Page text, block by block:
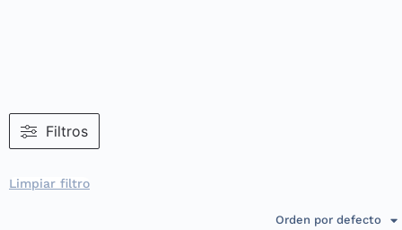
Filtros
Limpiar filtro
Orden por defecto